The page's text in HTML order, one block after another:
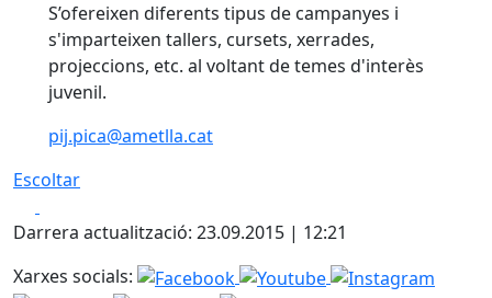
S’ofereixen diferents tipus de campanyes i
s'imparteixen tallers, cursets, xerrades,
projeccions, etc. al voltant de temes d'interès
juvenil.
pij.pica@ametlla.cat
Escoltar
Darrera actualització: 23.09.2015 | 12:21
Xarxes socials: